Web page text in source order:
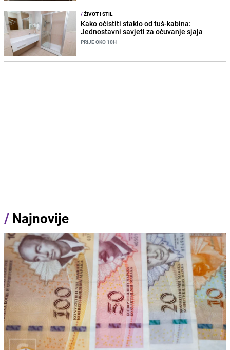
/ŽIVOT I STIL
Kako očistiti staklo od tuš-kabina:
Jednostavni savjeti za očuvanje sjaja
PRIJE OKO 10H
/ Najnovije